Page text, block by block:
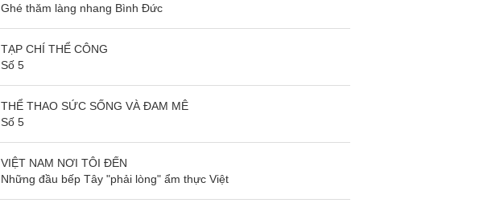
Ghé thăm làng nhang Bình Đức
TẠP CHÍ THỂ CÔNG
Số 5
THỂ THAO SỨC SỐNG VÀ ĐAM MÊ
Số 5
VIỆT NAM NƠI TÔI ĐẾN
Những đầu bếp Tây "phải lòng" ẩm thực Việt